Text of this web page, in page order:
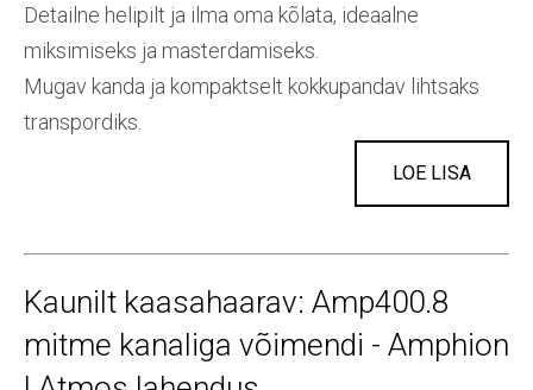
Detailne helipilt ja ilma oma kõlata, ideaalne
miksimiseks ja masterdamiseks.
Mugav kanda ja kompaktselt kokkupandav lihtsaks
transpordiks.
LOE LISA
Kaunilt kaasahaarav: Amp400.8
mitme kanaliga võimendi - Amphion